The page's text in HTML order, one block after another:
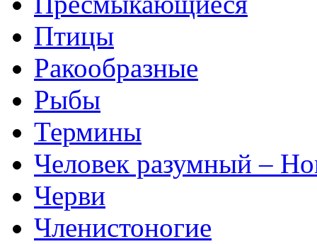
Птицы
Ракообразные
Рыбы
Термины
Человек разумный –
Черви
Членистоногие